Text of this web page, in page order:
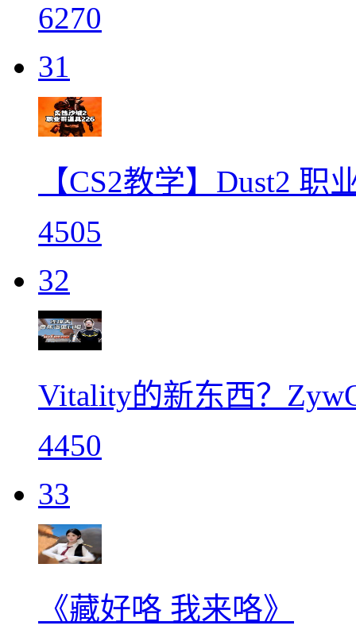
6270
31
【CS2教学】Dust2
4505
32
Vitality的新东西？
4450
33
《藏好咯 我来咯》